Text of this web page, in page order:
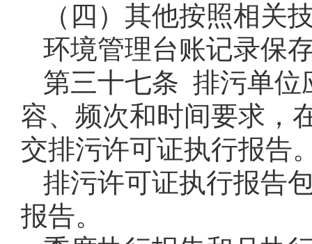
（四）其他按照相关
环境管理台账记录保
第三十七条 排污单位
容、频次和时间要求，
交排污许可证执行报告
排污许可证执行报告
报告。